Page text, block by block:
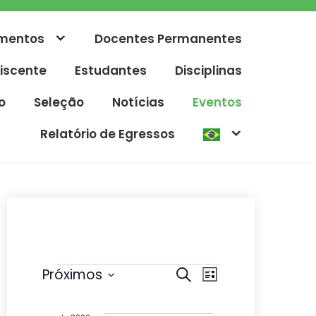
Docentes Permanentes
Estudantes
Disciplinas
Seleção Notícias
Eventos
Relatório de Egressos
Eventos
P
P
N
L
s
Próximos